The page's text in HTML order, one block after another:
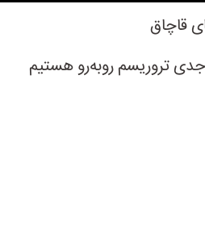
قاچاق
تروریسم روبه‌رو هستیم